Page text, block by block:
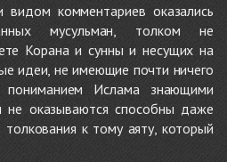
комментариев оказались
мусульман, толком не
Корана и сунны и несущих на
идеи, не имеющие почти ничего
Ислама знающими
оказываются способны даже
к тому аяту, который